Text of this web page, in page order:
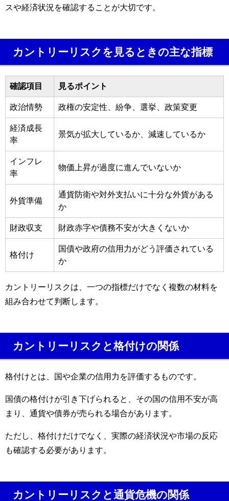
スや経済状況を確認することが大切です。
カントリーリスクを見るときの主な指標
確認項目 見るポイント
政治情勢 政権の安定性、紛争、選挙、政策変更
経済成長
率
景気が拡大しているか、減速しているか
インフレ
率
物価上昇が過度に進んでいないか
外貨準備
通貨防衛や対外支払いに十分な外貨がある
か
財政収支 財政赤字や債務不安が大きくないか
格付け
国債や政府の信用力がどう評価されている
か
カントリーリスクは、一つの指標だけでなく複数の材料を
組み合わせて判断します。
カントリーリスクと格付けの関係
格付けとは、国や企業の信用力を評価するものです。
国債の格付けが引き下げられると、その国の信用不安が高
まり、通貨や債券が売られる場合があります。
ただし、格付けだけでなく、実際の経済状況や市場の反応
も確認する必要があります。
カントリーリスクと通貨危機の関係